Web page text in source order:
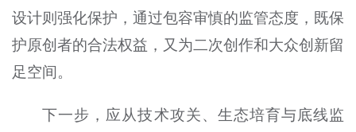
设计则强化保护，通过包容审慎的监管态度，既保
护原创者的合法权益，又为二次创作和大众创新留
足空间。
下一步，应从技术攻关、生态培育与底线监